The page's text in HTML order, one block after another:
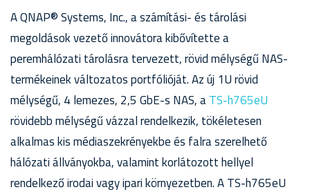
A QNAP® Systems, Inc., a számítási- és tárolási
megoldások vezető innovátora kibővítette a
peremhálózati tárolásra tervezett, rövid mélységű NAS-
termékeinek változatos portfólióját. Az új 1U rövid
mélységű, 4 lemezes, 2,5 GbE-s NAS, aTS-h765eU
rövidebb mélységű vázzal rendelkezik, tökéletesen
alkalmas kis médiaszekrényekbe és falra szerelhető
hálózati állványokba, valamint korlátozott hellyel
rendelkező irodai vagy ipari környezetben. A TS-h765eU